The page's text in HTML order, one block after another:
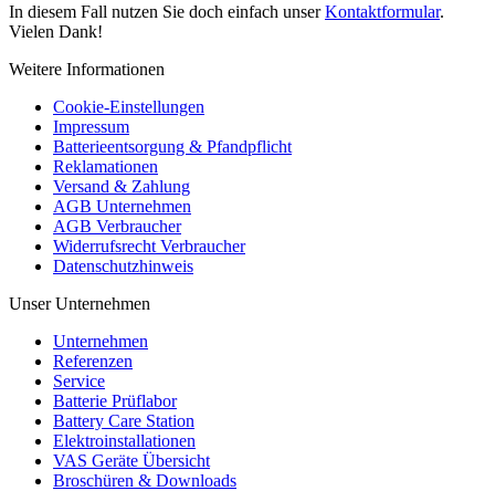
In diesem Fall nutzen Sie doch einfach unserKontaktformular.
Vielen Dank!
Weitere Informationen
Cookie-Einstellungen
Impressum
Batterieentsorgung & Pfandpflicht
Reklamationen
Versand & Zahlung
AGB Unternehmen
AGB Verbraucher
Widerrufsrecht Verbraucher
Datenschutzhinweis
Unser Unternehmen
Unternehmen
Referenzen
Service
Batterie Prüflabor
Battery Care Station
Elektroinstallationen
VAS Geräte Übersicht
Broschüren & Downloads